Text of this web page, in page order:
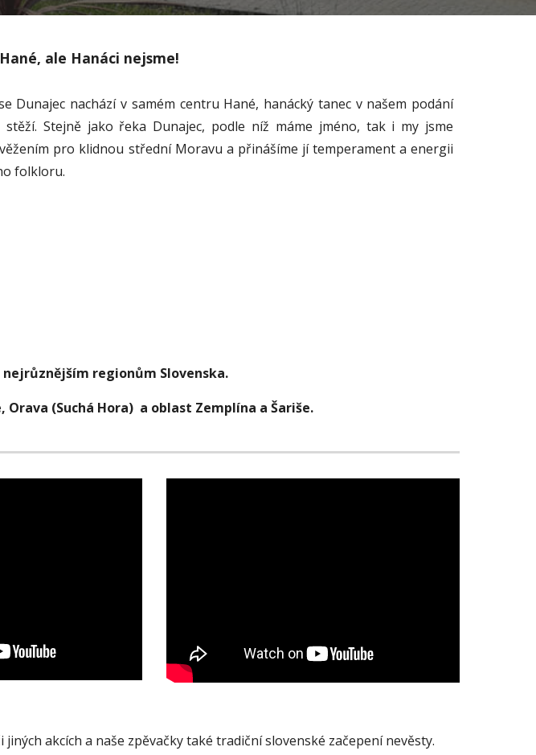
ale Hanáci nejsme!
Dunajec nachází v samém centru Hané, hanácký tanec v našem podání
stěží. Stejně jako řeka Dunajec, podle níž máme jméno, tak i my jsme
pro klidnou střední Moravu a přinášíme jí temperament a energii
folkloru.
regionům Slovenska.
(Suchá Hora)  a oblast Zemplína a Šariše.
akcích a naše zpěvačky také tradiční slovenské začepení nevěsty.